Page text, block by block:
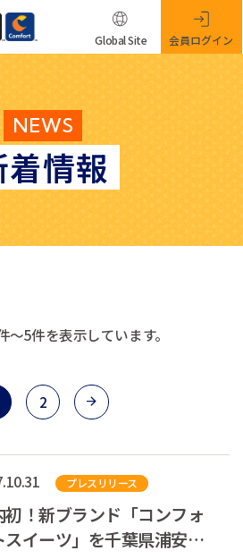
NEWS
着情報
Global Site 会員ログイン
5件を表示しています。
2
プレスリリース
初！新ブランド「コンフォ
スイーツ」を千葉県浦安市